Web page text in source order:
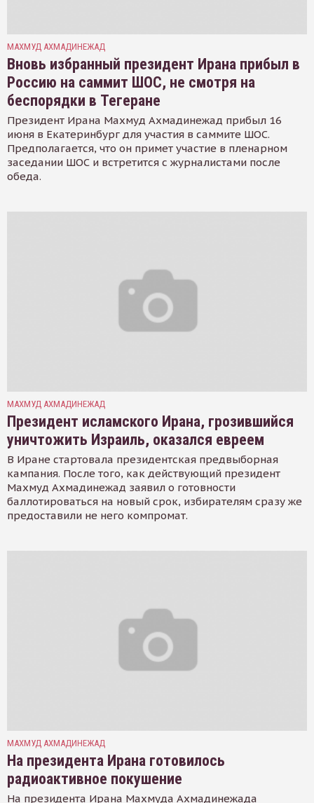
МАХМУД АХМАДИНЕЖАД
Вновь избранный президент Ирана прибыл в
Россию на саммит ШОС, не смотря на
беспорядки в Тегеране
Президент Ирана Махмуд Ахмадинежад прибыл 16
июня в Екатеринбург для участия в саммите ШОС.
Предполагается, что он примет участие в пленарном
заседании ШОС и встретится с журналистами после
обеда.
МАХМУД АХМАДИНЕЖАД
Президент исламского Ирана, грозившийся
уничтожить Израиль, оказался евреем
В Иране стартовала президентская предвыборная
кампания. После того, как действующий президент
Махмуд Ахмадинежад заявил о готовности
баллотироваться на новый срок, избирателям сразу же
предоставили не него компромат.
МАХМУД АХМАДИНЕЖАД
На президента Ирана готовилось
радиоактивное покушение
На президента Ирана Махмуда Ахмадинежада